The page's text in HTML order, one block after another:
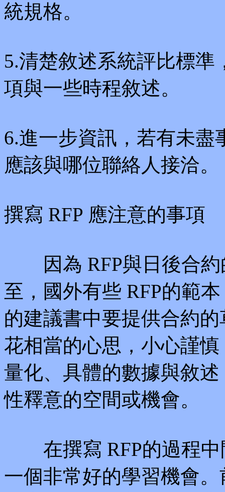
統規格。
5.清楚敘述系統評比標
項與一些時程敘述。
6.進一步資訊，若有未
應該與哪位聯絡人接洽。
撰寫 RFP 應注意的事項
因為 RFP與日後合約
至，國外有些 RFP的範
的建議書中要提供合約
花相當的心思，小心謹
量化、具體的數據與敘
性釋意的空間或機會。
在撰寫 RFP的過程中
一個非常好的學習機會